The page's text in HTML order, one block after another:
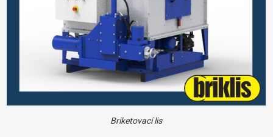
Briketovací lis